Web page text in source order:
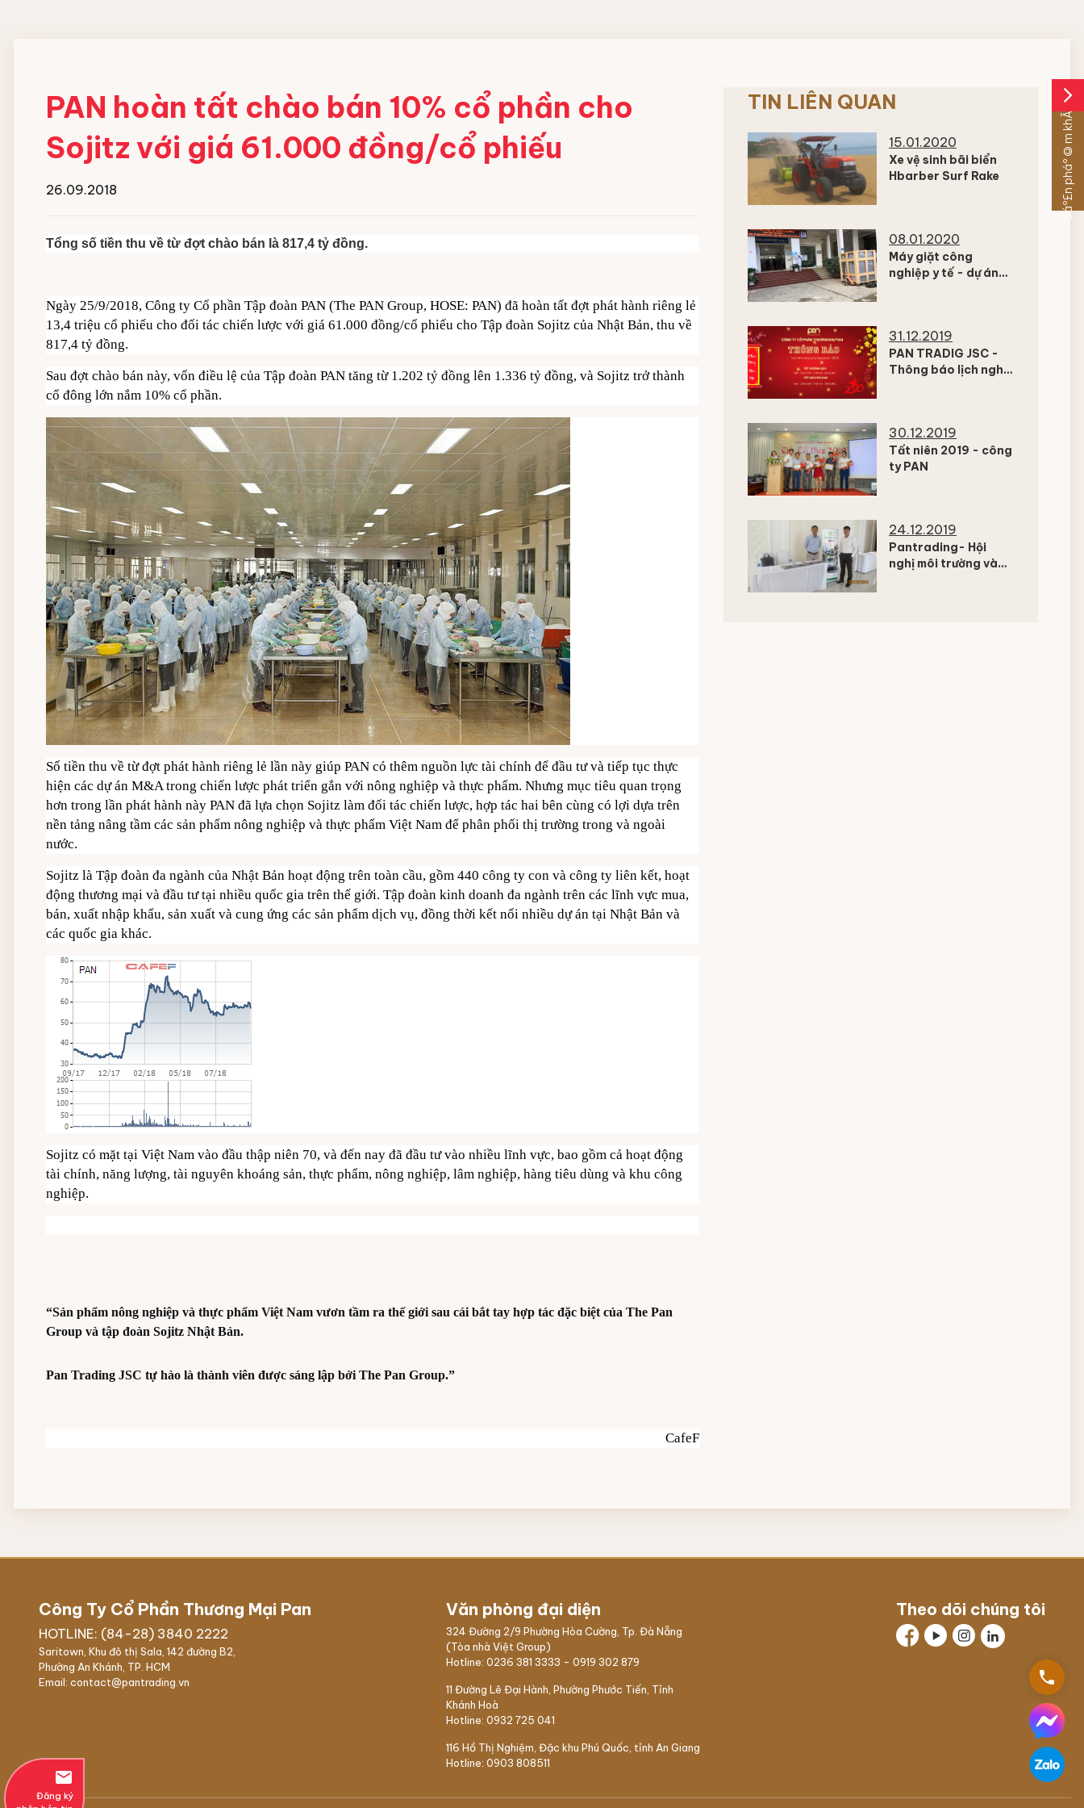
Máy gấp xếp đồ vải công nghiệp
IPSO
Chất giặt chính
Chất gia tăng độ kiềm
Chất tẩy trắng
Hóa chất hồ vải Công nghiệp
PAN hoàn tất chào bán 10% cổ phần cho
Sojitz với giá 61.000 đồng/cổ phiếu
26.09.2018
Tổng số tiền thu về từ đợt chào bán là 817,4 tỷ đồng.
Ngày 25/9/2018, Công ty Cổ phần Tập đoàn PAN (The PAN Group, HOSE: PAN) đã hoàn tất đợt phát hành riêng lẻ
13,4 triệu cổ phiếu cho đối tác chiến lược với giá 61.000 đồng/cổ phiếu cho Tập đoàn Sojitz của Nhật Bản, thu về
817,4 tỷ đồng.
Sau đợt chào bán này, vốn điều lệ của Tập đoàn PAN tăng từ 1.202 tỷ đồng lên 1.336 tỷ đồng, và Sojitz trở thành
cổ đông lớn nắm 10% cổ phần.
Số tiền thu về từ đợt phát hành riêng lẻ lần này giúp PAN có thêm nguồn lực tài chính để đầu tư và tiếp tục thực
hiện các dự án M&A trong chiến lược phát triển gắn với nông nghiệp và thực phẩm. Nhưng mục tiêu quan trọng
hơn trong lần phát hành này PAN đã lựa chọn Sojitz làm đối tác chiến lược, hợp tác hai bên cùng có lợi dựa trên
nền tảng nâng tầm các sản phẩm nông nghiệp và thực phẩm Việt Nam để phân phối thị trường trong và ngoài
nước.
Sojitz là Tập đoàn đa ngành của Nhật Bản hoạt động trên toàn cầu, gồm 440 công ty con và công ty liên kết, hoạt
động thương mại và đầu tư tại nhiều quốc gia trên thế giới. Tập đoàn kinh doanh đa ngành trên các lĩnh vực mua,
bán, xuất nhập khẩu, sản xuất và cung ứng các sản phẩm dịch vụ, đồng thời kết nối nhiều dự án tại Nhật Bản và
các quốc gia khác.
Sojitz có mặt tại Việt Nam vào đầu thập niên 70, và đến nay đã đầu tư vào nhiều lĩnh vực, bao gồm cả hoạt động
tài chính, năng lượng, tài nguyên khoáng sản, thực phẩm, nông nghiệp, lâm nghiệp, hàng tiêu dùng và khu công
nghiệp.
“Sản phẩm nông nghiệp và thực phẩm Việt Nam vươn tầm ra thế giới sau cái bắt tay hợp tác đặc biệt của The Pan
Group và tập đoàn Sojitz Nhật Bản.
Pan Trading JSC tự hào là thành viên được sáng lập bởi The Pan Group.”
CafeF
TIN LIÊN QUAN
15.01.2020
Xe vệ sinh bãi biển
Hbarber Surf Rake
08.01.2020
Máy giặt công
nghiệp y tế - dự án
31.12.2019
PAN TRADIG JSC -
Thông báo lịch nghỉ
30.12.2019
Tất niên 2019 - công
ty PAN
24.12.2019
Pantrading- Hội
nghị môi trường và
Công Ty Cổ Phần Thương Mại Pan
HOTLINE: (84-28) 3840 2222
Saritown, Khu đô thị Sala, 142 đường B2,
Phường An Khánh, TP. HCM
Email: contact@pantrading.vn
Văn phòng đại diện
324 Đường 2/9 Phường Hòa Cường, Tp. Đà Nẵng
(Tòa nhà Việt Group)
Hotline:0236 381 3333 -0919 302 879
11 Đường Lê Đại Hành, Phường Phước Tiến, Tỉnh
Khánh Hoà
Hotline:0932 725 041
116 Hồ Thị Nghiệm,Đặc khu Phú Quốc , tỉnh An Giang
Hotline:0903 808511
Theo dõi chúng tôi
email
Đăng ký
arrow_forward_ios
Sáº£n pháº©m khÃ¡c
phone